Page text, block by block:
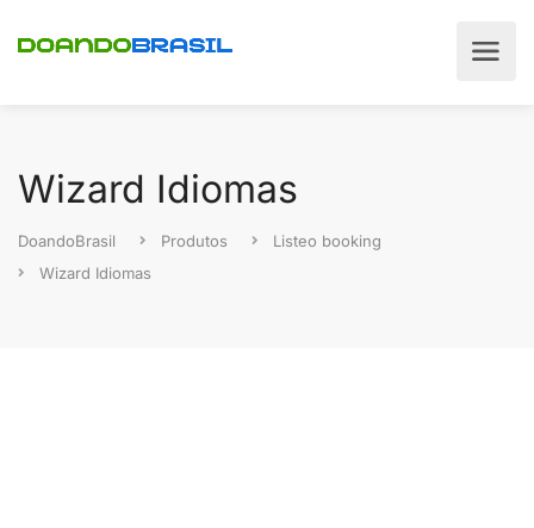
Wizard Idiomas
DoandoBrasil Produtos
Listeo booking
Wizard Idiomas